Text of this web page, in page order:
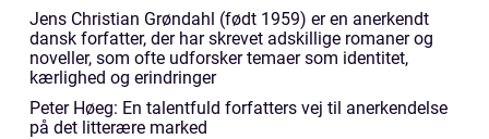
Jens Christian Grøndahl (født 1959) er en anerkendt
dansk forfatter, der har skrevet adskillige romaner og
noveller, som ofte udforsker temaer som identitet,
kærlighed og erindringer
Peter Høeg: En talentfuld forfatters vej til anerkendelse
på det litterære marked